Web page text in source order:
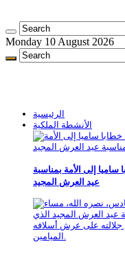
Monday 10 August 2026
الرئيسية
الأنشطة الملكية
إلى الأمة بمناسبة
عيد العرش المجيد